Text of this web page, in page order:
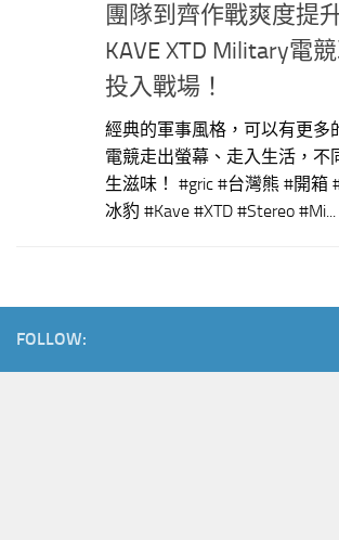
團隊到齊作戰爽度提
KAVE XTD Military電
投入戰場！
經典的軍事風格，可以有更多
電競走出螢幕、走入生活，不
生滋味！ #gric #台灣熊 #開箱
冰豹 #Kave #XTD #Stereo #Mi...
FOLLOW: